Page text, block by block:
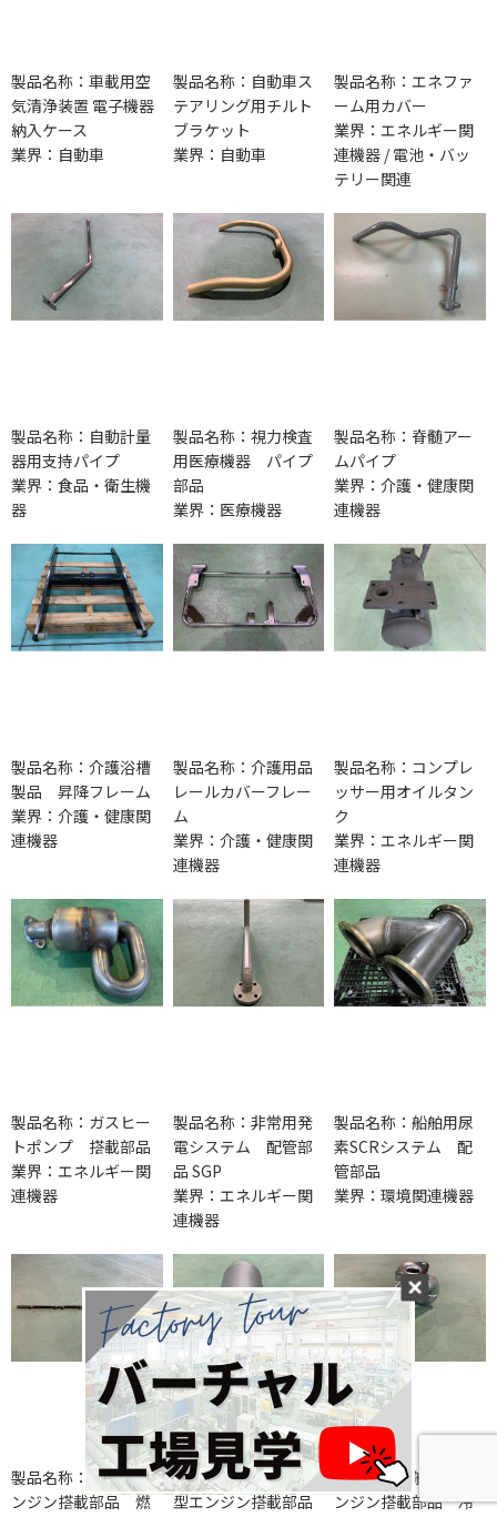
製品名称：車載用空
気清浄装置 電子機器
納入ケース
業界：自動車
製品名称：自動車ス
テアリング用チルト
ブラケット
業界：自動車
製品名称：エネファ
ーム用カバー
業界：エネルギー関
連機器 / 電池・バッ
テリー関連
製品名称：自動計量
器用支持パイプ
業界：食品・衛生機
器
製品名称：視力検査
用医療機器 パイプ
部品
業界：医療機器
製品名称：脊髄アー
ムパイプ
業界：介護・健康関
連機器
製品名称：介護浴槽
製品 昇降フレーム
業界：介護・健康関
連機器
製品名称：介護用品
レールカバーフレー
ム
業界：介護・健康関
連機器
製品名称：コンプレ
ッサー用オイルタン
ク
業界：エネルギー関
連機器
製品名称：ガスヒー
トポンプ 搭載部品
業界：エネルギー関
連機器
製品名称：非常用発
電システム 配管部
品 SGP
業界：エネルギー関
連機器
製品名称：船舶用尿
素SCRシステム 配
管部品
業界：環境関連機器
製品名称：船舶用エ
ンジン搭載部品 燃
製品名称：船舶用中
型エンジン搭載部品
製品名称：船舶用エ
ンジン搭載部品 冷